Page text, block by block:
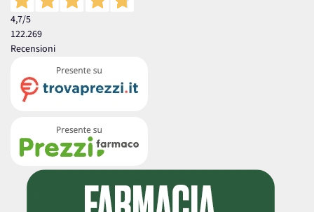
4,7/5
122.269
Recensioni